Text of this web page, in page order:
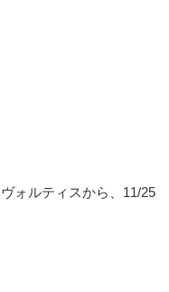
ォルティスから、11/25